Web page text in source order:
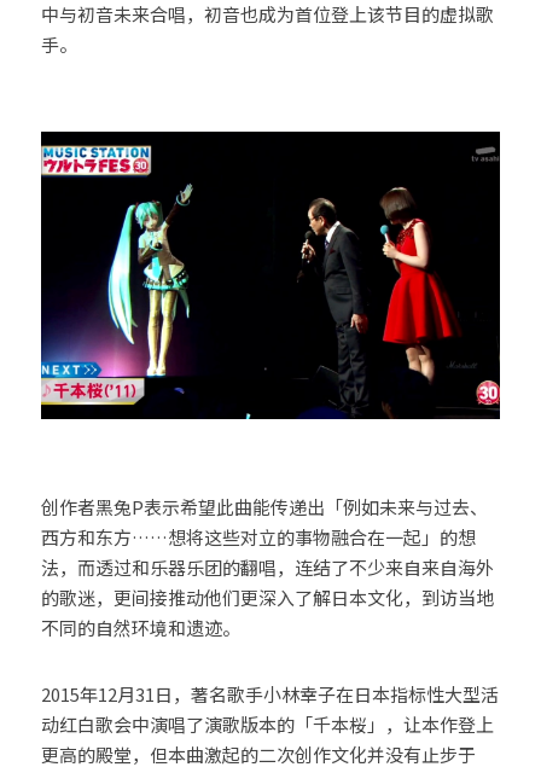
中与初音未来合唱，初音也成为首位登上该节目的虚拟歌
手。
创作者黑兔P表示希望此曲能传递出「例如未来与过去、
西方和东方……想将这些对立的事物融合在一起」的想
法，而透过和乐器乐团的翻唱，连结了不少来自来自海外
的歌迷，更间接推动他们更深入了解日本文化，到访当地
不同的自然环境和遗迹。
2015年12月31日，著名歌手小林幸子在日本指标性大型活
动红白歌会中演唱了演歌版本的「千本桜」，让本作登上
更高的殿堂，但本曲激起的二次创作文化并没有止步于